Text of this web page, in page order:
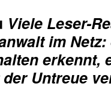
Viele Leser-
im
erkennt,
der Untreue